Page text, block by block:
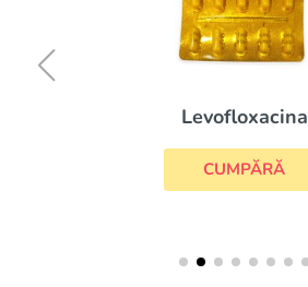
Levofloxacina
CUMPĂRĂ